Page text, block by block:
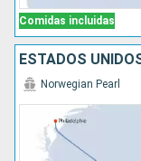
Comidas incluidas
ESTADOS
Norwegian Pearl